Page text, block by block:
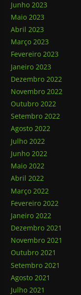
Junho 2023
Maio 2023
Abril 2023
Março 2023
Fevereiro 2023
Janeiro 2023
Dezembro 2022
Novembro 2022
Outubro 2022
Setembro 2022
Agosto 2022
Julho 2022
Junho 2022
Maio 2022
Abril 2022
Março 2022
Fevereiro 2022
Janeiro 2022
Dezembro 2021
Novembro 2021
Outubro 2021
Setembro 2021
Agosto 2021
Julho 2021